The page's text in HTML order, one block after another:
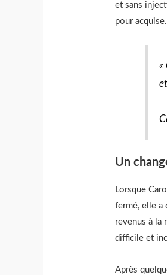
et sans
pour acquise.
«
Un
Lorsque
fermé, elle a
revenus à la
difficile et
Après